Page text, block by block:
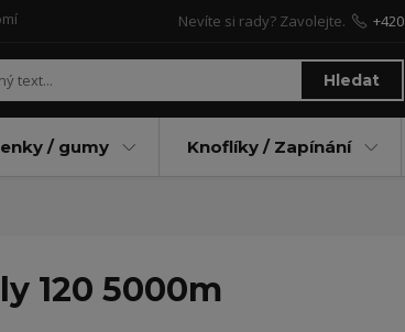
Hledat
Nevíte si rady? Zavolejte.
/ gumy Knoflíky / Zapínání
120 5000m